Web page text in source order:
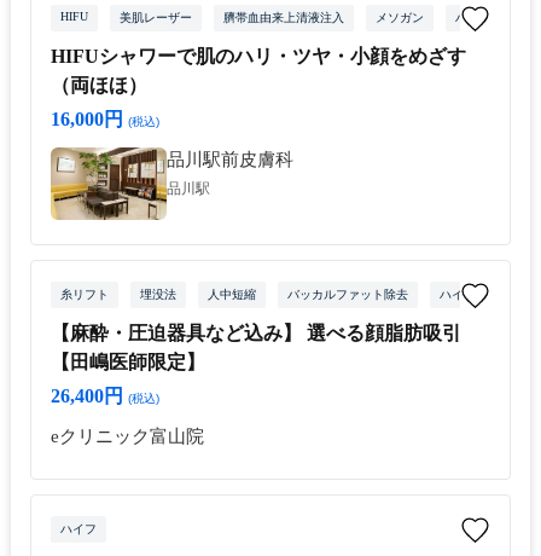
HIFU 美肌レーザー 臍帯血由来上清液注入 メソガン ハイフ
HIFUシャワーで肌のハリ・ツヤ・小顔をめざす
（両ほほ）
16,000円
(税込)
品川駅前皮膚科
品川駅
糸リフト 埋没法 人中短縮 バッカルファット除去 ハイフ
【麻酔・圧迫器具など込み】 選べる顔脂肪吸引
【田嶋医師限定】
26,400円
(税込)
eクリニック富山院
ハイフ